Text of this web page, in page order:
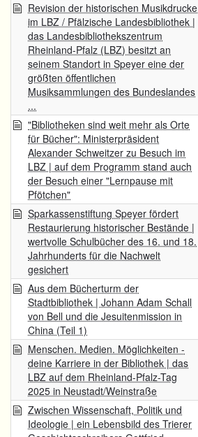
Revision der historischen Musikdrucke
im LBZ / Pfälzische Landesbibliothek |
das Landesbibliothekszentrum
Rheinland-Pfalz (LBZ) besitzt an
seinem Standort in Speyer eine der
größten öffentlichen
Musiksammlungen des Bundeslandes
...
"Bibliotheken sind weit mehr als Orte
für Bücher": Ministerpräsident
Alexander Schweitzer zu Besuch im
LBZ | auf dem Programm stand auch
der Besuch einer "Lernpause mit
Pfötchen"
Sparkassenstiftung Speyer fördert
Restaurierung historischer Bestände |
wertvolle Schulbücher des 16. und 18.
Jahrhunderts für die Nachwelt
gesichert
Aus dem Bücherturm der
Stadtbibliothek | Johann Adam Schall
von Bell und die Jesuitenmission in
China (Teil 1)
Menschen. Medien. Möglichkeiten -
deine Karriere in der Bibliothek | das
LBZ auf dem Rheinland-Pfalz-Tag
2025 in Neustadt/Weinstraße
Zwischen Wissenschaft, Politik und
Ideologie | ein Lebensbild des Trierer